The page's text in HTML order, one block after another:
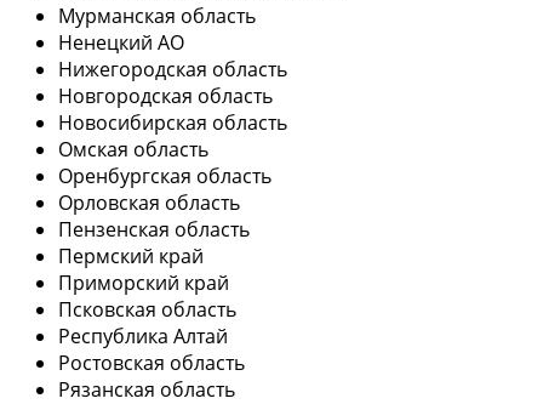
Мурманская область
Ненецкий АО
Нижегородская область
Новгородская область
Новосибирская область
Омская область
Оренбургская область
Орловская область
Пензенская область
Пермский край
Приморский край
Псковская область
Республика Алтай
Ростовская область
Рязанская область